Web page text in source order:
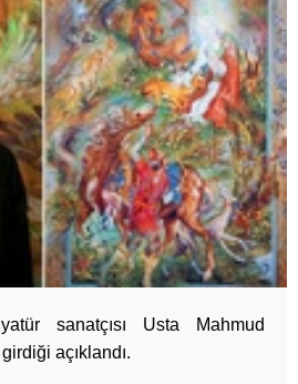
sanatçısı Usta Mahmud
açıklandı.